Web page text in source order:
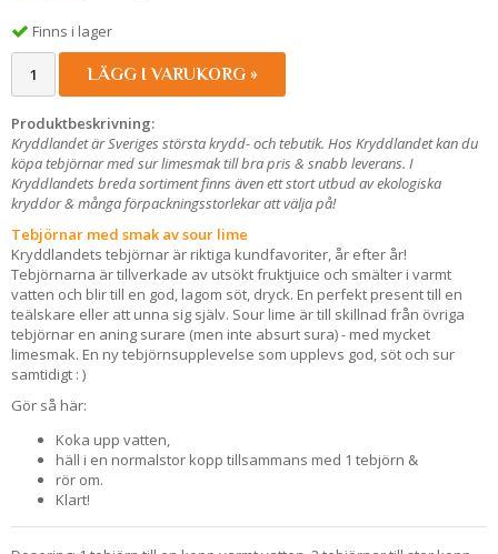
Finns i lager
LÄGG I VARUKORG »
Produktbeskrivning:
Kryddlandet är Sveriges största krydd- och tebutik. Hos Kryddlandet kan du
köpa tebjörnar med sur limesmak till bra pris & snabb leverans. I
Kryddlandets breda sortiment finns även ett stort utbud av ekologiska
kryddor & många förpackningsstorlekar att välja på!
Tebjörnar med smak av sour lime
Kryddlandets tebjörnar är riktiga kundfavoriter, år efter år!
Tebjörnarna är tillverkade av utsökt fruktjuice och smälter i varmt
vatten och blir till en god, lagom söt, dryck. En perfekt present till en
teälskare eller att unna sig själv. Sour lime är till skillnad från övriga
tebjörnar en aning surare (men inte absurt sura) - med mycket
limesmak. En ny tebjörnsupplevelse som upplevs god, söt och sur
samtidigt : )
Gör så här:
Koka upp vatten,
häll i en normalstor kopp tillsammans med 1 tebjörn &
rör om.
Klart!